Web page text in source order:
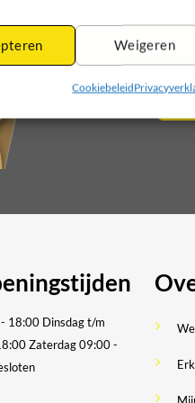
Weigeren
Cookiebeleid
de
productpagina
18:00 Dinsdag t/m
Zaterdag 09:00 -